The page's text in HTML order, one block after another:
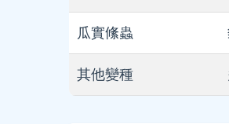
瓜實絛蟲
其他變種